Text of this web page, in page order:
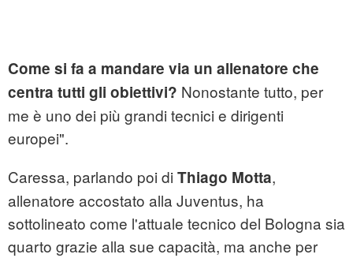
Come si fa a mandare via un allenatore che
centra tutti gli obiettivi? Nonostante tutto, per
me è uno dei più grandi tecnici e dirigenti
europei".
Caressa, parlando poi di Thiago Motta,
allenatore accostato alla Juventus, ha
sottolineato come l'attuale tecnico del Bologna sia
quarto grazie alla sue capacità, ma anche per